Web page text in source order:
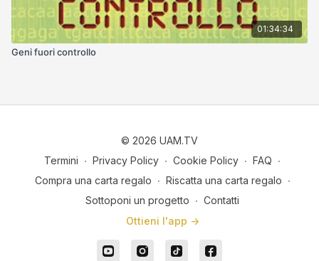
01:34:34
Geni fuori controllo
© 2026 UAM.TV
Termini ∙ Privacy Policy ∙ Cookie Policy ∙ FAQ ∙
Compra una carta regalo ∙ Riscatta una carta regalo ∙
Sottoponi un progetto ∙ Contatti
Ottieni l'app ->